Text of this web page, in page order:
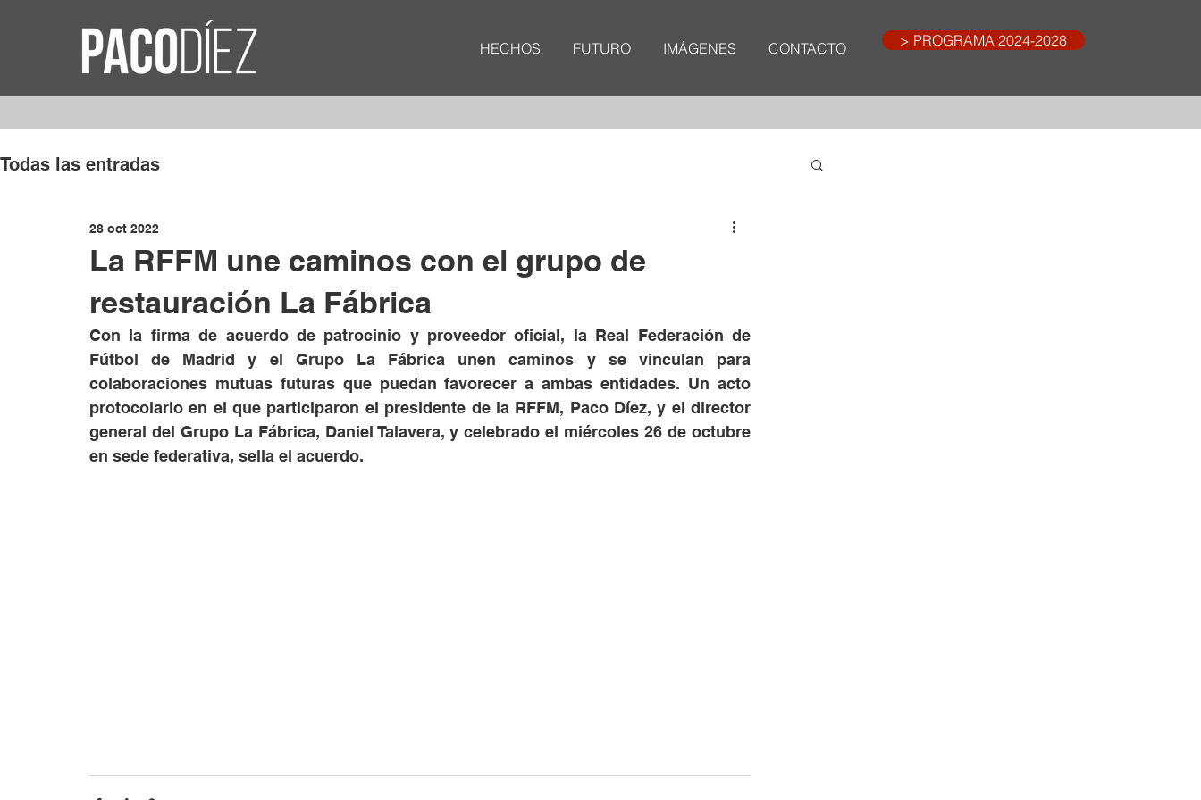
HECHOS FUTURO IMÁGENES CONTACTO > PROGRAMA 2024-2028
Todas las entradas
La RFFM une caminos con el grupo de
restauración La Fábrica
28 oct 2022
Con la firma de acuerdo de patrocinio y proveedor oficial, la Real Federación de
Fútbol de Madrid y el Grupo La Fábrica unen caminos y se vinculan para
colaboraciones mutuas futuras que puedan favorecer a ambas entidades. Un acto
protocolario en el que participaron el presidente de la RFFM, Paco Díez, y el director
general del Grupo La Fábrica, Daniel Talavera, y celebrado el miércoles 26 de octubre
en sede federativa, sella el acuerdo.